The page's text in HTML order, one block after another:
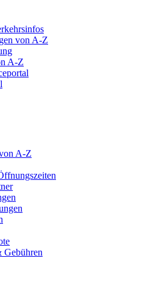
von A-Z
A-Z
A-Z
Gebühren